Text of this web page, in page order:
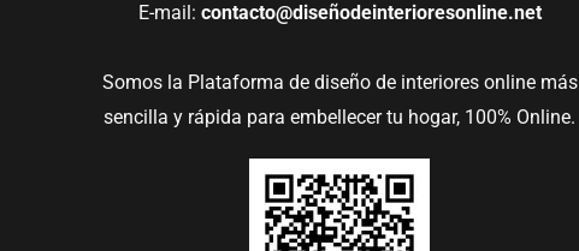
E-mail: contacto@diseñodeinterioresonline.net
Somos la Plataforma de diseño de interiores online más
sencilla y rápida para embellecer tu hogar, 100% Online.